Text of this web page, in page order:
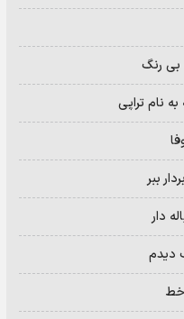
بی رنگ
نام تراپی
ببر
دار
دیدم
خط